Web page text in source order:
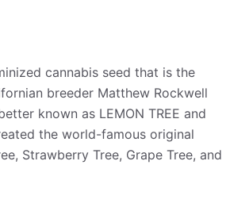
cannabis seed that is the
breeder Matthew Rockwell
known as LEMON TREE and
the world-famous original
Strawberry Tree, Grape Tree, and